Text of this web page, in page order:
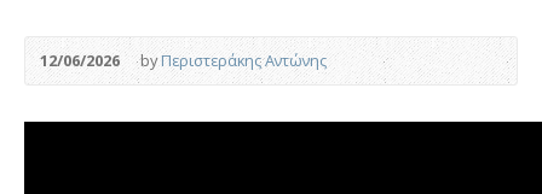
12/06/2026 byΠεριστεράκης Αντώνης